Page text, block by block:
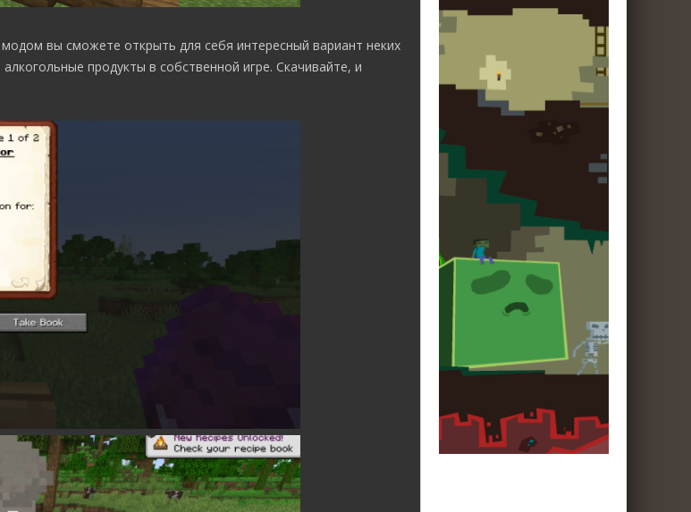
вы сможете открыть для себя интересный вариант неких
продукты в собственной игре. Скачивайте, и